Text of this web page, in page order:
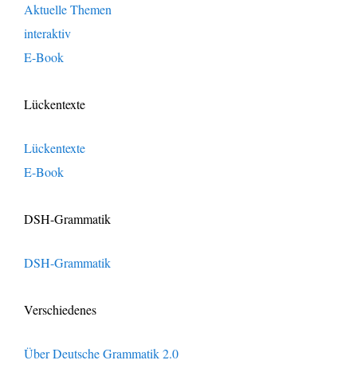
Aktuelle Themen
interaktiv
E-Book
Lückentexte
Lückentexte
E-Book
DSH-Grammatik
DSH-Grammatik
Verschiedenes
Über Deutsche Grammatik 2.0